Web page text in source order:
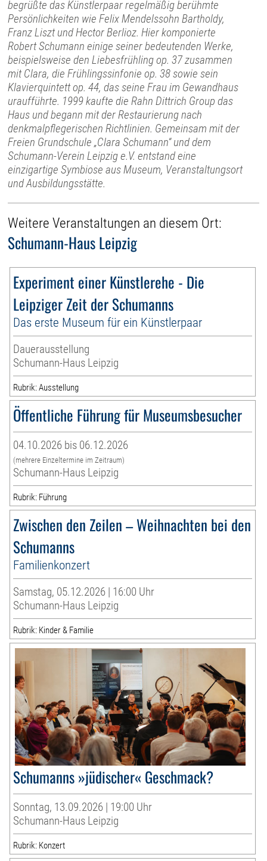
begrüßte das Künstlerpaar regelmäßig berühmte
Persönlichkeiten wie Felix Mendelssohn Bartholdy,
Franz Liszt und Hector Berlioz. Hier komponierte
Robert Schumann einige seiner bedeutenden Werke,
beispielsweise den Liebesfrühling op. 37 zusammen
mit Clara, die Frühlingssinfonie op. 38 sowie sein
Klavierquintett op. 44, das seine Frau im Gewandhaus
uraufführte. 1999 kaufte die Rahn Dittrich Group das
Haus und begann mit der Restaurierung nach
denkmalpflegerischen Richtlinien. Gemeinsam mit der
Freien Grundschule „Clara Schumann“ und dem
Schumann-Verein Leipzig e.V. entstand eine
einzigartige Symbiose aus Museum, Veranstaltungsort
und Ausbildungsstätte.
Weitere Veranstaltungen an diesem Ort:
Schumann-Haus Leipzig
Experiment einer Künstlerehe - Die
Leipziger Zeit der Schumanns
Das erste Museum für ein Künstlerpaar
Dauerausstellung
Schumann-Haus Leipzig
Rubrik: Ausstellung
Öffentliche Führung für Museumsbesucher
04.10.2026 bis 06.12.2026
(mehrere Einzeltermine im Zeitraum)
Schumann-Haus Leipzig
Rubrik: Führung
Zwischen den Zeilen – Weihnachten bei den
Schumanns
Familienkonzert
Samstag, 05.12.2026 | 16:00 Uhr
Schumann-Haus Leipzig
Rubrik: Kinder & Familie
Schumanns »jüdischer« Geschmack?
Sonntag, 13.09.2026 | 19:00 Uhr
Schumann-Haus Leipzig
Rubrik: Konzert